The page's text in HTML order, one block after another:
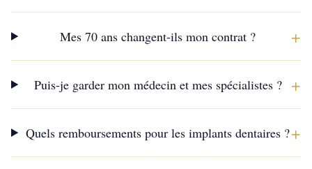
Mes 70 ans changent-ils mon contrat ? +
Puis-je garder mon médecin et mes spécialistes ? +
Quels remboursements pour les implants dentaires ?+